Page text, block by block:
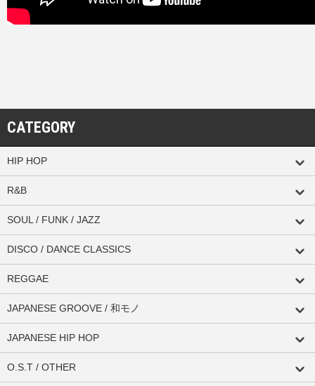
CATEGORY
HIP HOP
R&B
SOUL / FUNK / JAZZ
DISCO / DANCE CLASSICS
REGGAE
JAPANESE GROOVE / 和モノ
JAPANESE HIP HOP
O.S.T / OTHER